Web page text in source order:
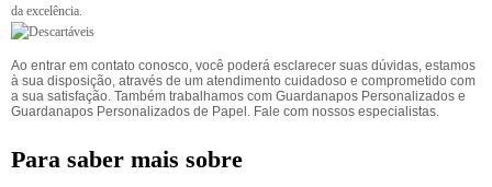
da excelência.
Ao entrar em contato conosco, você poderá esclarecer suas dúvidas, estamos
à sua disposição, através de um atendimento cuidadoso e comprometido com
a sua satisfação. Também trabalhamos com Guardanapos Personalizados e
Guardanapos Personalizados de Papel. Fale com nossos especialistas.
Para saber mais sobre